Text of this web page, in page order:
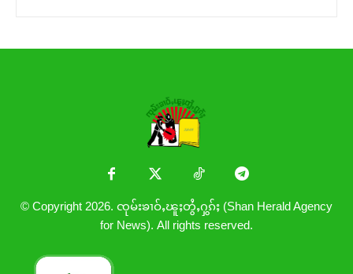
© Copyright 2026. ၸုမ်းၶၢဝ်ႇၽူႈတွႆႇႁွၵ်ႈ (Shan Herald Agency
for News). All rights reserved.